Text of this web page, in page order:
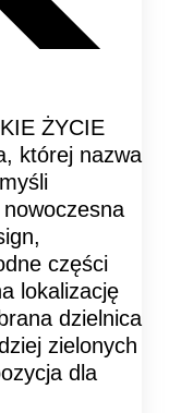
ŻYCIE
której nazwa
części
lokalizację
dzielnica
zielonych
dla